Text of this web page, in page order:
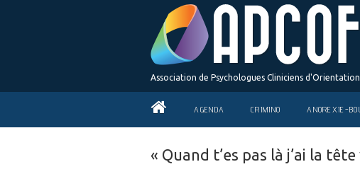
Association de Psychologues Cliniciens
AGENDA CRIMINO ANOREXIE-
« Quand t’es pas là j’ai la